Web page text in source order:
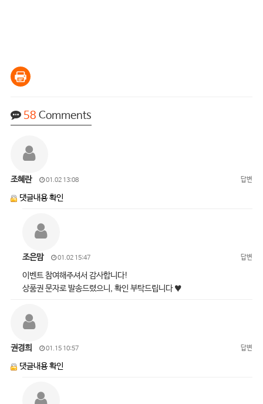
58 Comments
조혜란 01.02 13:08 답변
댓글내용 확인
조은맘 01.02 15:47 답변
이벤트 참여해주셔서 감사합니다!
상품권 문자로 발송드렸으니, 확인 부탁드립니다 ♥
권경희 01.15 10:57 답변
댓글내용 확인